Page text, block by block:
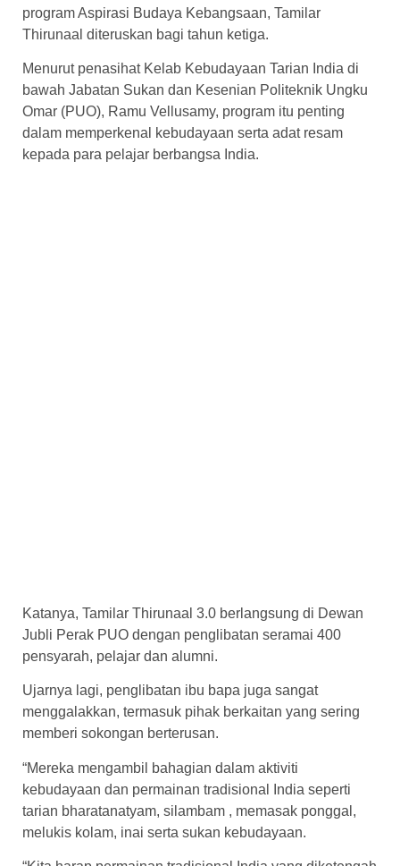
program Aspirasi Budaya Kebangsaan, Tamilar
Thirunaal diteruskan bagi tahun ketiga.
Menurut penasihat Kelab Kebudayaan Tarian India di
bawah Jabatan Sukan dan Kesenian Politeknik Ungku
Omar (PUO), Ramu Vellusamy, program itu penting
dalam memperkenal kebudayaan serta adat resam
kepada para pelajar berbangsa India.
Katanya, Tamilar Thirunaal 3.0 berlangsung di Dewan
Jubli Perak PUO dengan penglibatan seramai 400
pensyarah, pelajar dan alumni.
Ujarnya lagi, penglibatan ibu bapa juga sangat
menggalakkan, termasuk pihak berkaitan yang sering
memberi sokongan berterusan.
“Mereka mengambil bahagian dalam aktiviti
kebudayaan dan permainan tradisional India seperti
tarian bharatanatyam, silambam , memasak ponggal,
melukis kolam, inai serta sukan kebudayaan.